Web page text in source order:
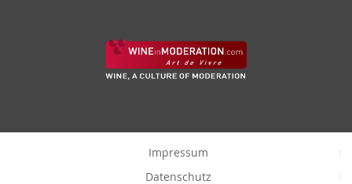
Impressum
Datenschutz